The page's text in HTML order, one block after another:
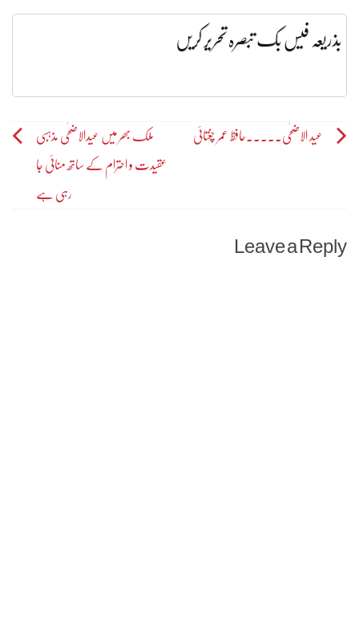
بذریعہ فیس بک تبصرہ تحریر کریں
Postعید الاضحٰی۔۔۔۔۔حافظ عمر چغتائی ملک بھر میں عیدالاضحٰی مذہبی
عقیدت و احترام کے ساتھ منائی جا
رہی ہے
Leave a Reply